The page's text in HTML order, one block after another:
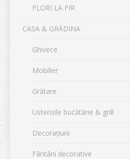
FLORI LA FIR
CASA & GRĂDINA
Ghivece
Mobilier
Grătare
Ustensile bucătărie & grill
Decorațiuni
Fântâni decorative